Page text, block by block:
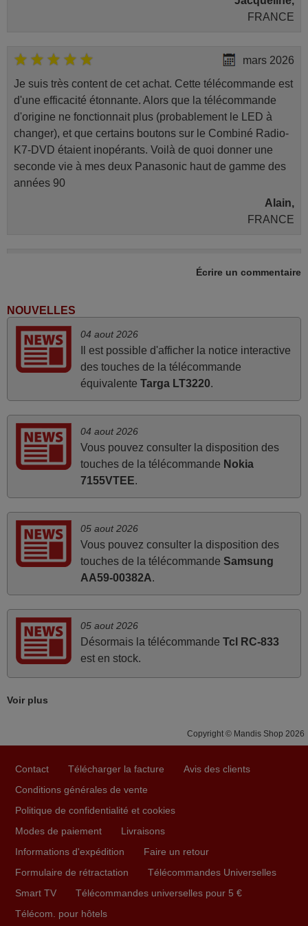
FRANCE
mars 2026
Je suis très content de cet achat. Cette télécommande est
d'une efficacité étonnante. Alors que la télécommande
d'origine ne fonctionnait plus (probablement le LED à
changer), et que certains boutons sur le Combiné Radio-
K7-DVD étaient inopérants. Voilà de quoi donner une
seconde vie à mes deux Panasonic haut de gamme des
années 90
Alain,
FRANCE
Parfait.. je recommande..!
mars 2026
Mario,
Concerne la télécommande de remplacement pour le
vidéo projecteur Wimius P20. Un avis provisoire avait été
émis car le délai de 24h était dépassé, néanmoins j'ai
reçu la télécommande au cours du 3ème jour ouvré,
compatible avec mon besoin. Concernant la
fonctionnalité de la télécommande, le produit tient sa
promesse. Le document permet de connaître facilement
directement utilisable moyennant l'insertion des 2 piles
fournies.
La telecommande fonctionne tres bien, et service rapide
Écrire un commentaire
NOUVELLES
04 aout 2026
Il est possible d'afficher la notice interactive
des touches de la télécommande
équivalente Targa LT3220.
04 aout 2026
Vous pouvez consulter la disposition des
touches de la télécommande Nokia
7155VTEE.
05 aout 2026
Vous pouvez consulter la disposition des
touches de la télécommande Samsung
AA59-00382A.
05 aout 2026
Désormais la télécommande Tcl RC-833
est en stock.
Voir plus
Copyright © Mandis Shop 2026
Contact Télécharger la facture
Avis des clients
Conditions générales de vente
Politique de confidentialité et cookies
Modes de paiement
Livraisons
Informations d'expédition
Faire un retour
Formulaire de rétractation
Télécommandes Universelles
Smart TV
Télécommandes universelles pour 5 €
Télécom. pour hôtels